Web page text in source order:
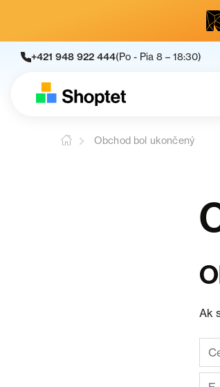
+421 948 922 444(Po - Pia 8 – 18:30)
Obchod bol ukončený
Ak